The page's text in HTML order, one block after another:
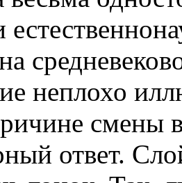
неплохо
смены
ответ.